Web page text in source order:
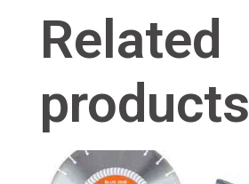
Related
products